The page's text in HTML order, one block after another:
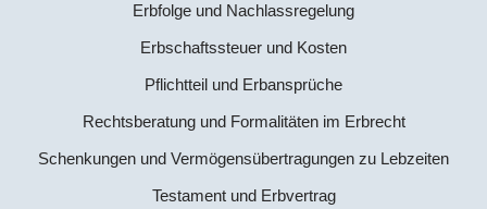
Erbfolge und Nachlassregelung
Erbschaftssteuer und Kosten
Pflichtteil und Erbansprüche
Rechtsberatung und Formalitäten im Erbrecht
Schenkungen und Vermögensübertragungen zu Lebzeiten
Testament und Erbvertrag